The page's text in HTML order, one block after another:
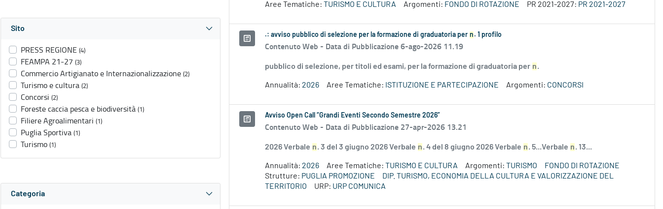
Sito
PRESS REGIONE (4)
FEAMPA 21-27 (3)
Commercio Artigianato e Internazionalizzazione (2)
Turismo e cultura (2)
Concorsi (2)
Foreste caccia pesca e biodiversità (1)
Filiere Agroalimentari (1)
Puglia Sportiva (1)
Turismo (1)
Categoria
Aree Tematiche: TURISMO E CULTURA Argomenti: FONDO DI ROTAZIONE PR 2021-2027: PR 2021-2027
.: avviso pubblico di selezione per la formazione di graduatoria per n . 1 profilo
Contenuto Web - Data di Pubblicazione 6-ago-2026 11.19
pubblico di selezione, per titoli ed esami, per la formazione di graduatoria per n.
Annualità: 2026 Aree Tematiche: ISTITUZIONE E PARTECIPAZIONE Argomenti: CONCORSI
Avviso Open Call “Grandi Eventi Secondo Semestre 2026”
Contenuto Web - Data di Pubblicazione 27-apr-2026 13.21
2026 Verbale n. 3 del 3 giugno 2026 Verbale n. 4 del 8 giugno 2026 Verbale n. 5...Verbale n. 13...
Annualità: 2026 Aree Tematiche: TURISMO E CULTURA Argomenti: TURISMO
FONDO DI ROTAZIONE
Strutture: PUGLIA PROMOZIONE
DIP. TURISMO, ECONOMIA DELLA CULTURA E VALORIZZAZIONE DEL
TERRITORIO
URP: URP COMUNICA